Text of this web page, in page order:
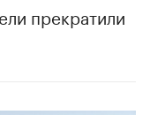
прекратили